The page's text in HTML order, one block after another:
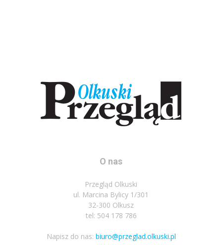
O nas
Przegląd Olkuski
ul. Marcina Bylicy 1/301
32-300 Olkusz
tel: 504 178 786
Napisz do nas: biuro@przeglad.olkuski.pl